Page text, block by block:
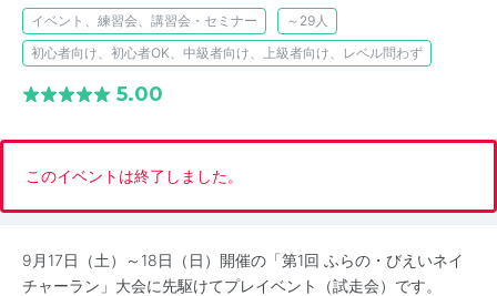
イベント、練習会、講習会・セミナー
～29人
初心者向け、初心者OK、中級者向け、上級者向け、レベル問わず
5.00
このイベントは終了しました。
9月17日（土）～18日（日）開催の「第1回 ふらの・びえいネイ
チャーラン」大会に先駆けてプレイベント（試走会）です。